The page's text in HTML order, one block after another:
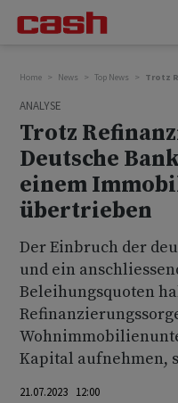
Home News Top News Trotz
ANALYSE
Trotz
Deutsche
einem
übertrieben
Der Einbruch der
und ein
Beleihungsquoten
Kapital aufnehmen,
21.07.2023 12:00